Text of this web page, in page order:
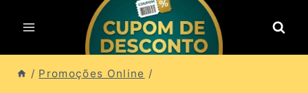
para
o
Conteúdo
/ Promoções Online /